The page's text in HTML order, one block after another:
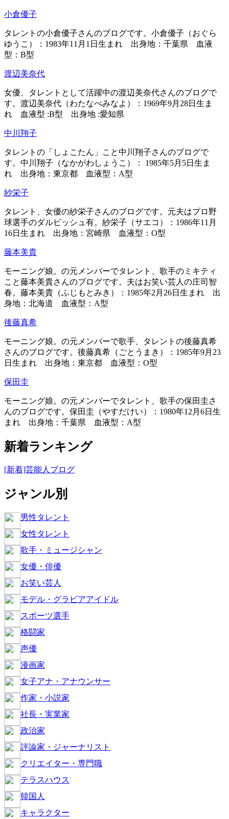
小倉優子
タレントの小倉優子さんのブログです。小倉優子（おぐら
ゆうこ）：1983年11月1日生まれ 出身地：千葉県 血液
型：B型
渡辺美奈代
女優、タレントとして活躍中の渡辺美奈代さんのブログで
す。渡辺美奈代（わたなべみなよ）：1969年9月28日生ま
れ 血液型 :B型 出身地 :愛知県
中川翔子
タレントの「しょこたん」こと中川翔子さんのブログで
す。中川翔子（なかがわしょうこ）： 1985年5月5日生ま
れ 出身地：東京都 血液型：A型
紗栄子
タレント、女優の紗栄子さんのブログです。元夫はプロ野
球選手のダルビッシュ有。紗栄子（サエコ）：1986年11月
16日生まれ 出身地：宮崎県 血液型：O型
藤本美貴
モーニング娘。の元メンバーでタレント、歌手のミキティ
こと藤本美貴さんのブログです。夫はお笑い芸人の庄司智
春。藤本美貴（ふじもとみき）：1985年2月26日生まれ 出
身地：北海道 血液型：A型
後藤真希
モーニング娘。の元メンバーで歌手、タレントの後藤真希
さんのブログです。後藤真希（ごとうまき）：1985年9月23
日生まれ 出身地：東京都 血液型：O型
保田圭
モーニング娘。の元メンバーでタレント、歌手の保田圭さ
んのブログです。保田圭（やすだけい）：1980年12月6日生
まれ 出身地：千葉県 血液型：A型
新着ランキング
[新着]芸能人ブログ
ジャンル別
男性タレント
女性タレント
歌手・ミュージシャン
女優・俳優
お笑い芸人
モデル・グラビアアイドル
スポーツ選手
格闘家
声優
漫画家
女子アナ・アナウンサー
作家・小説家
社長・実業家
政治家
評論家・ジャーナリスト
クリエイター・専門職
テラスハウス
韓国人
キャラクター